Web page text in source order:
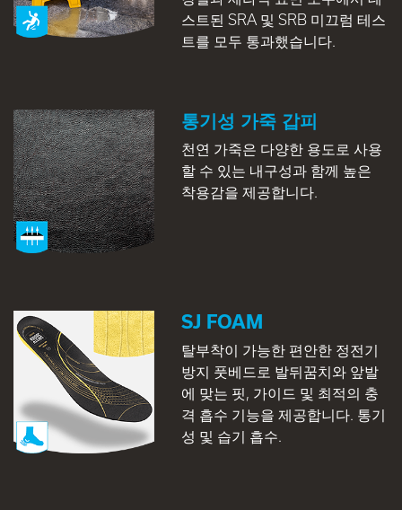
스트된 SRA 및 SRB 미끄럼 테스
트를 모두 통과했습니다.
통기성 가죽 갑피
천연 가죽은 다양한 용도로 사용
할 수 있는 내구성과 함께 높은
착용감을 제공합니다.
SJ FOAM
탈부착이 가능한 편안한 정전기
방지 풋베드로 발뒤꿈치와 앞발
에 맞는 핏, 가이드 및 최적의 충
격 흡수 기능을 제공합니다. 통기
성 및 습기 흡수.